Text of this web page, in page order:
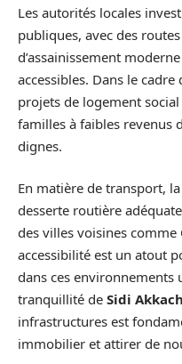
Les autorités locales
publiques, avec des
d’assainissement
accessibles. Dans le
projets de logement
familles à faibles revenus
dignes.
En matière de transport,
desserte routière
des villes voisines comme
accessibilité est un atout
dans ces
tranquillité de Sidi
infrastructures est
immobilier et attirer de